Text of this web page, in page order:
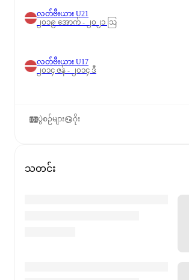
လတ်ဗီးယား U21
၂၀၁၉ အောက် - ၂၀၂၁ ဩ
လတ်ဗီးယား U17
၂၀၁၄ ဇန် - ၂၀၁၄ ဒီ
ပွဲစဉ်များ ဂိုး
သတင်း